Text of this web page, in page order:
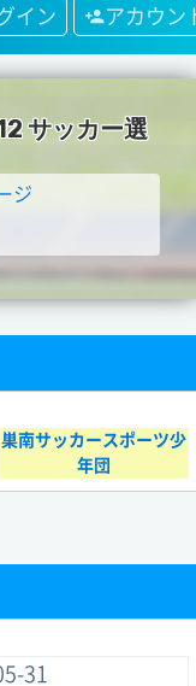
イン アカウン
2サッカー選
ジ
巣南サッカースポーツ少
年団
31